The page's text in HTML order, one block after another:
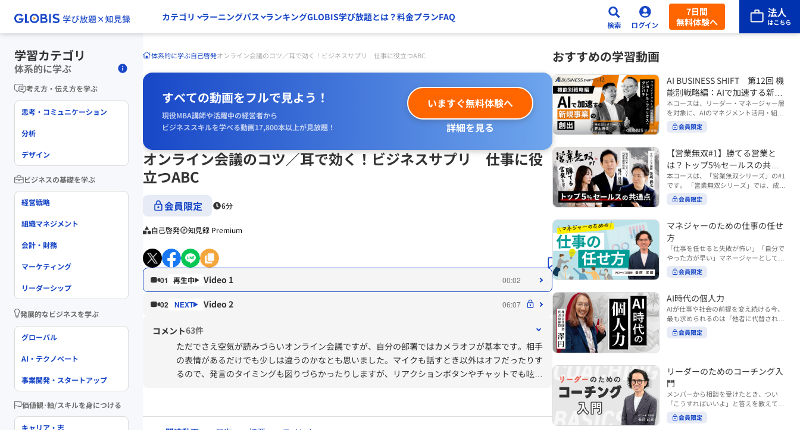
カテゴリ ラーニングパス ランキングGLOBIS学び放題とは？料金プランFAQ
7日間
無料体験へ
体系的に学ぶ自己啓発オンライン会議のコツ／耳で効く！ビジネスサプリ 仕事に役立つABC
すべての動画をフルで見よう！
現役MBA講師や活躍中の経営者から
ビジネススキルを学べる動画17,800本以上が見放題！
いますぐ無料体験へ
詳細を見る
オンライン会議のコツ／耳で効く！ビジネスサプリ 仕事に役
立つABC
会員限定 6分
自己啓発 知見録 Premium
01 Video 1 00:02
02 Video 2 06:07
コメント63件
ただでさえ空気が読みづらいオンライン会議ですが、自分の部署ではカメラオフが基本です。相手
の表情があるだけでも少しは違うのかなとも思いました。マイクも話すとき以外はオフだったりす
るので、発言のタイミングも図りづらかったりしますが、リアクションボタンやチャットでも呟い
おすすめの学習動画
AI BUSINESS SHIFT 第12回 機
能別戦略編：AIで加速する新規
事業の創出
本コースは、リーダー・マネージャー層
を対象に、AIのマネジメント活用・組織
活用を体系的に学ぶ 『AI BUSINESS SHI
FTシリーズ（全12回）』の第12回で
る新規事業の創出」では、新規事業やス
タートアップを取り巻く環境がどのよう
に変化しているのかを俯瞰し、新たな価
値創造と非連続な成長を生み出すため
に、AI時代における事業機会の捉え方
や、成功確率を高めるための考え方につ
携わるリーダー・マネージャーの方 ・AI
を活用して事業創出のスピードや成功確
率を高めたい方 ・AI時代における新規事
業リーダーの役割やマインドセットを学
びたい方 ■AIシフトシリーズとは？ 『AI
BUSINESS SHIFTシリーズ』は以下の3
す。（順次公開） https://unlimited.glo
bis.co.jp/ja/tags/AI%E3%83%93%E3%8
2%B8%E3%83%8D%E3%82%B9%E3%
82%B7%E3%83%95%E3%83%88 ・基
礎編（第1回〜3回）：リーダーやマネー
のリーダーシップや組織変革を中心に学
ぶコース ・機能別戦略編（第8回〜12
回）：AI時代における機能別での戦略の
あり方を中心に学ぶコース より実践的な
AIツールの活用法について学びたい方は
『AI WORK SHIFTシリーズ』をご視聴く
会員限定
【営業無双#1】勝てる営業と
は？トップ5%セールスの共通
点
本コースは、「営業無双シリーズ」の#1
です。 「営業無双シリーズ」では、成約
率アップに向けて、お客様に選ばれ続け
る無双の営業になるための実践的な考え
（#2以降は順次公開） 本コースでは、
「勝てる営業とは？トップ5%セールス
の共通点」をテーマに BtoBでお客様に
選ばれる営業の役割 トップ5％のセール
スに共通する行動や考え方 成果につなが
る実践的なポイント などを解説します。
◾️こんな方におすすめ 提案しても顧客に
が多い方 顧客の本当の課題や決裁者の判
断基準をつかみきれず、案件が前に進ま
ない方 再現性のある営業テクニックを身
につけたい方 ※本動画は、制作時点の情
報に基づき作成したものです（2026年7
会員限定
マネジャーのための仕事の任せ
方
「仕事を任せると失敗が怖い」「自分で
やった方が早い」マネージャーとしてメ
ンバーやチームの力を引き出しながら成
果を上げるには、どのように仕事を任せ
い時代において、マネージャーとして成
果を上げ続けるためには、メンバーの個
性や特性を理解し、それに合わせた効果
的な任せ方を身につけることが重要で
す。このコースでは、ソーシャルスタイ
し、自身のリーダーシップを発揮できる
ようになっていきます。 ※本動画は、制
作時点の情報に基づき作成したものです
（2024年12月制作）
会員限定
AI時代の個人力
AIが仕事や社会の前提を変え続ける今、
最も求められるのは「他者に代替されな
い個としての力」“個人力”です。 本コー
スでは、澤円氏の著書『個人力』をもと
ーマは、「Being（ありたい自分）」を
中心に据え、自ら考え（Think）、変化
し（Transform）、協働する（Collabor
ate）ことで、自分らしい価値を発揮し
ていくこと。 リスキリングやAI活用が叫
ばれる今こそ、スキルより先に“自分の
軸”を問うことが重要です。 あなたは何
会員限定
リーダーのためのコーチング入
門
メンバーから相談を受けたとき、つい
「こうすればいいよ」と答えを教えてし
まう。 あるいは、「自分で考えてほし
い」と思うあまり、すべて任せきりにし
会員限定
学習カテゴリ
体系的に学ぶ
考え方・伝え方を学ぶ
思考・コミュニケーション
分析
デザイン
ビジネスの基礎を学ぶ
経営戦略
組織マネジメント
会計・財務
マーケティング
リーダーシップ
発展的なビジネスを学ぶ
グローバル
AI・テクノベート
事業開発・スタートアップ
価値観･軸/スキルを身につける
キャリア・志